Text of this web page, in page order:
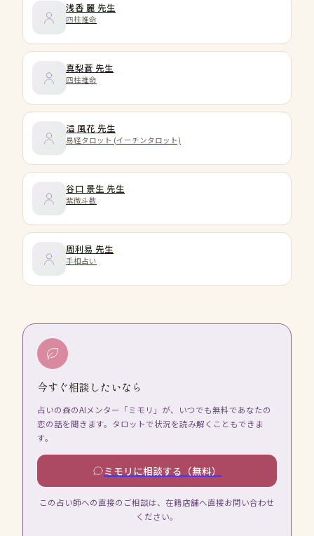
浅香 麗 先生
四柱推命
真梨蒼 先生
四柱推命
溢 風花 先生
易経タロット (イーチンタロット)
谷口 景生 先生
紫微斗数
周利易 先生
手相占い
今すぐ相談したいなら
占いの森のAIメンター「ミモリ」が、いつでも無料であなたの
恋の話を聞きます。タロットで状況を読み解くこともできま
す。
ミモリに相談する（無料）
この占い師への直接のご相談は、在籍店舗へ直接お問い合わせ
ください。